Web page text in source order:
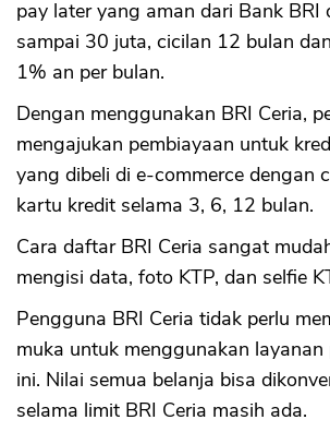
pay later yang aman dari Bank BRI
sampai 30 juta, cicilan 12 bulan
1% an per bulan.
Dengan menggunakan BRI Ceria,
mengajukan pembiayaan untuk
yang dibeli di e-commerce dengan
kartu kredit selama 3, 6, 12 bulan.
Cara daftar BRI Ceria sangat
mengisi data, foto KTP, dan selfie
Pengguna BRI Ceria tidak perlu
muka untuk menggunakan layanan
ini. Nilai semua belanja bisa
selama limit BRI Ceria masih ada.